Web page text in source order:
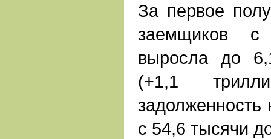
За первое
заемщиков
выросла до
(+1,1
с 54,6 тысячи